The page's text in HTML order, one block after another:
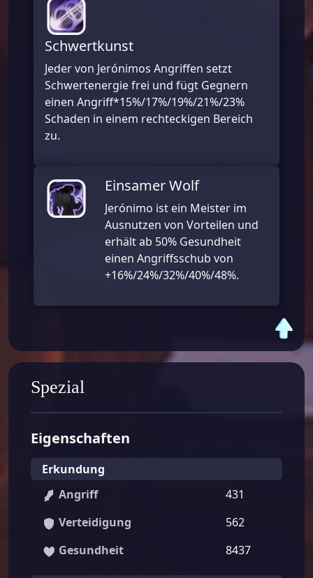
Schwertkunst
Jeder von Jerónimos Angriffen setzt
Schwertenergie frei und fügt Gegnern
einen Angriff*15%/17%/19%/21%/23%
Schaden in einem rechteckigen Bereich
zu.
Einsamer Wolf
Jerónimo ist ein Meister im
Ausnutzen von Vorteilen und
erhält ab 50% Gesundheit
einen Angriffsschub von
+16%/24%/32%/40%/48%.
Spezial
Eigenschaften
Erkundung
Angriff
431
Verteidigung
562
Gesundheit
8437